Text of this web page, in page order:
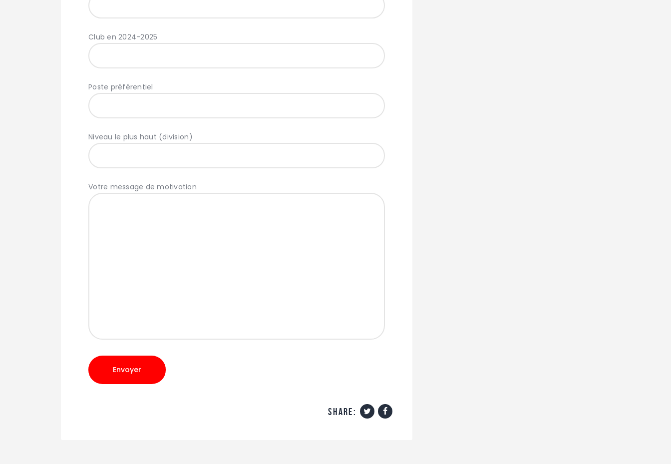
Club en 2024-2025
Poste préférentiel
Niveau le plus haut (division)
Votre message de motivation
share: